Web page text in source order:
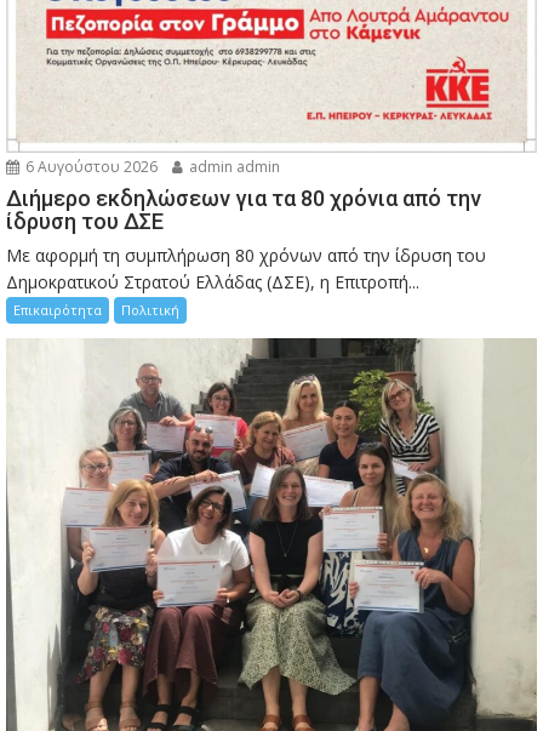
6 Αυγούστου 2026 admin admin
Διήμερο εκδηλώσεων για τα 80 χρόνια από την
ίδρυση του ΔΣΕ
Με αφορμή τη συμπλήρωση 80 χρόνων από την ίδρυση του
Δημοκρατικού Στρατού Ελλάδας (ΔΣΕ), η Επιτροπή...
Επικαιρότητα Πολιτική